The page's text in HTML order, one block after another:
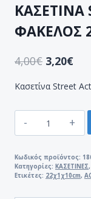
ΚΑΣΕΤΙΝΑ
ΦΑΚΕΛΟΣ
4,00€ 3,20€
Κασετίνα Street
STREET
POLKA
ΦΑΚΕΛΟΣ
Κωδικός προϊόντος:
Κατηγορίες: ΚΑΣΕΤΙΝΕΣ,
Ετικέτες: 22χ1χ10cm,